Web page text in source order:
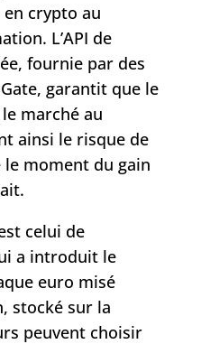
crypto au
L’API de
fournie par des
garantit que le
marché au
ainsi le risque de
moment du gain
celui de
a introduit le
euro misé
stocké sur la
peuvent choisir